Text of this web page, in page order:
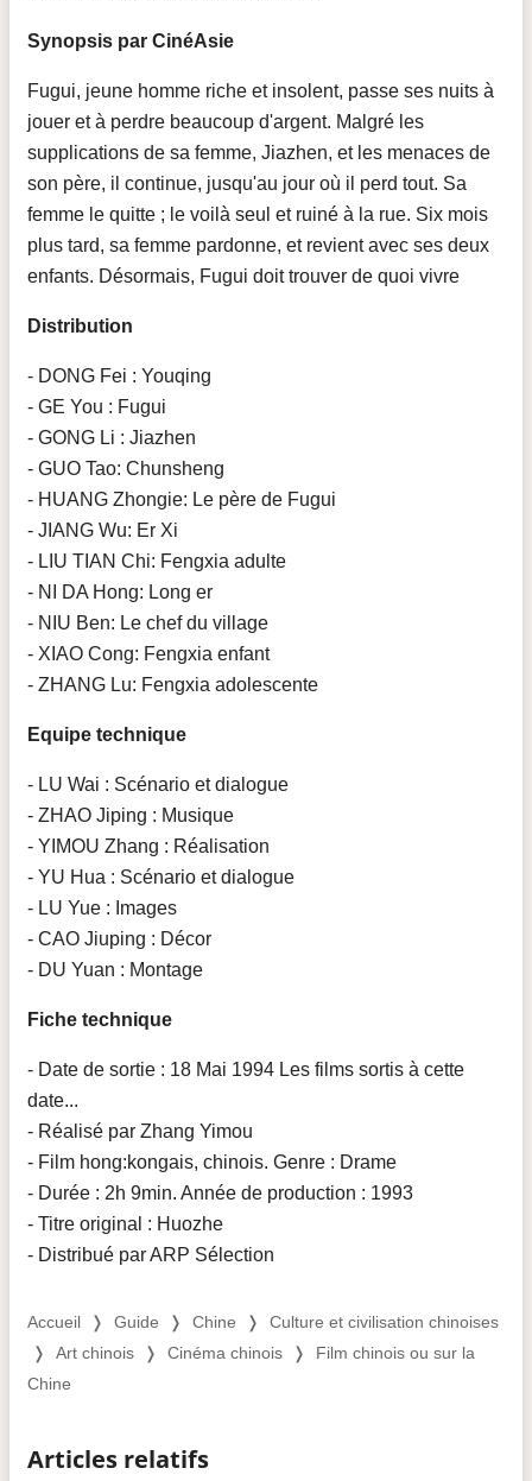
Synopsis par CinéAsie
Fugui, jeune homme riche et insolent, passe ses nuits à
jouer et à perdre beaucoup d'argent. Malgré les
supplications de sa femme, Jiazhen, et les menaces de
son père, il continue, jusqu'au jour où il perd tout. Sa
femme le quitte ; le voilà seul et ruiné à la rue. Six mois
plus tard, sa femme pardonne, et revient avec ses deux
enfants. Désormais, Fugui doit trouver de quoi vivre
Distribution
- DONG Fei : Youqing
- GE You : Fugui
- GONG Li : Jiazhen
- GUO Tao: Chunsheng
- HUANG Zhongie: Le père de Fugui
- JIANG Wu: Er Xi
- LIU TIAN Chi: Fengxia adulte
- NI DA Hong: Long er
- NIU Ben: Le chef du village
- XIAO Cong: Fengxia enfant
- ZHANG Lu: Fengxia adolescente
Equipe technique
- LU Wai : Scénario et dialogue
- ZHAO Jiping : Musique
- YIMOU Zhang : Réalisation
- YU Hua : Scénario et dialogue
- LU Yue : Images
- CAO Jiuping : Décor
- DU Yuan : Montage
Fiche technique
- Date de sortie : 18 Mai 1994 Les films sortis à cette
date...
- Réalisé par Zhang Yimou
- Film hong:kongais, chinois. Genre : Drame
- Durée : 2h 9min. Année de production : 1993
- Titre original : Huozhe
- Distribué par ARP Sélection
Accueil ❭ Guide ❭ Chine ❭ Culture et civilisation chinoises
❭ Art chinois ❭ Cinéma chinois ❭ Film chinois ou sur la
Chine
Articles relatifs